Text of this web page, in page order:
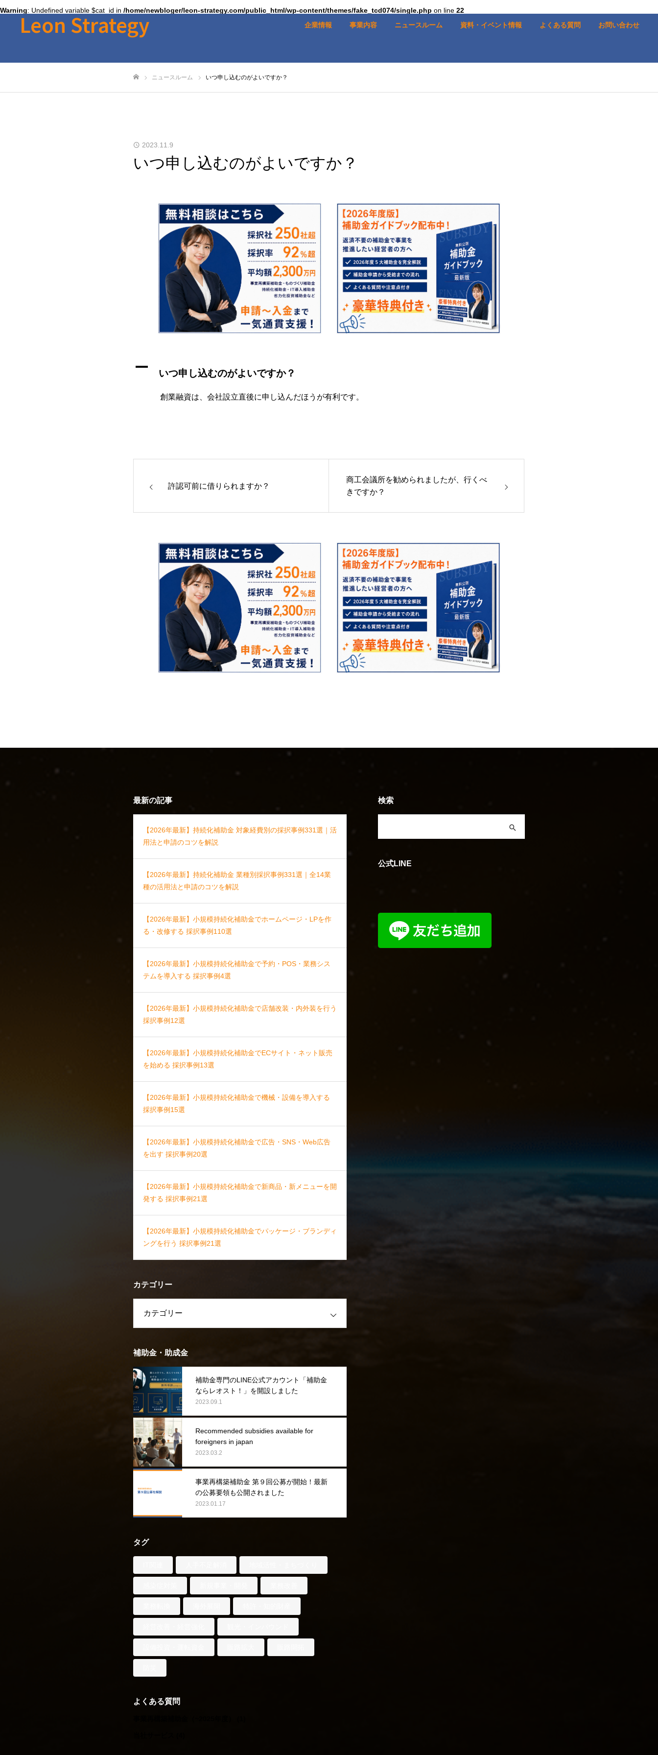
Leon Strategy 企業情報 事業内容 ニュースルーム 資料・イベント情報 よくある質問 お問い合わせ
Warning: Undefined variable $cat_id in /home/newbloger/leon-strategy.com/public_html/wp-content/themes/fake_tcd074/single.php on line 22
ニュースルーム いつ申し込むのがよいですか？
2023.11.9
いつ申し込むのがよいですか？
A いつ申し込むのがよいですか？
創業融資は、会社設立直後に申し込んだほうが有利です。
許認可前に借りられますか？
商工会議所を勧められましたが、行くべ
きですか？
最新の記事
【2026年最新】持続化補助金 対象経費別の採択事例331選｜活
用法と申請のコツを解説
【2026年最新】持続化補助金 業種別採択事例331選｜全14業
種の活用法と申請のコツを解説
【2026年最新】小規模持続化補助金でホームページ・LPを作
る・改修する 採択事例110選
【2026年最新】小規模持続化補助金で予約・POS・業務シス
テムを導入する 採択事例4選
【2026年最新】小規模持続化補助金で店舗改装・内外装を行う
採択事例12選
【2026年最新】小規模持続化補助金でECサイト・ネット販売
を始める 採択事例13選
【2026年最新】小規模持続化補助金で機械・設備を導入する
採択事例15選
【2026年最新】小規模持続化補助金で広告・SNS・Web広告
を出す 採択事例20選
【2026年最新】小規模持続化補助金で新商品・新メニューを開
発する 採択事例21選
【2026年最新】小規模持続化補助金でパッケージ・ブランディ
ングを行う 採択事例21選
カテゴリー
補助金・助成金
補助金専門のLINE公式アカウント「補助金
ならレオスト！」を開設しました
2023.09.1
Recommended subsidies available for
foreigners in japan
2023.03.2
事業再構築補助金 第９回公募が開始！最新
の公募要領も公開されました
2023.01.17
タグ
よくある質問
検索
公式LINE